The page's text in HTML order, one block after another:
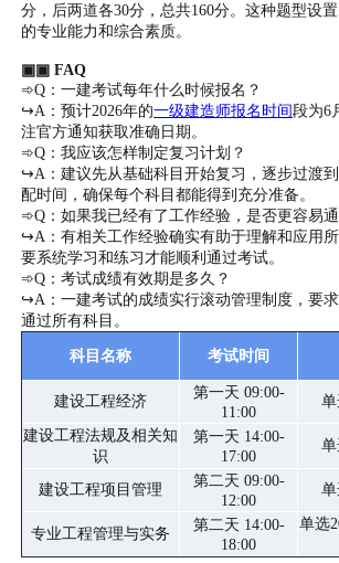
分，后两道各30分，总共160分。这种题型设
的专业能力和综合素质。
▣▣ FAQ
➾Q：一建考试每年什么时候报名？
↪A：预计2026年的一级建造师报名时间段为6
注官方通知获取准确日期。
➾Q：我应该怎样制定复习计划？
↪A：建议先从基础科目开始复习，逐步过渡
配时间，确保每个科目都能得到充分准备。
➾Q：如果我已经有了工作经验，是否更容易
↪A：有相关工作经验确实有助于理解和应用
要系统学习和练习才能顺利通过考试。
➾Q：考试成绩有效期是多久？
↪A：一建考试的成绩实行滚动管理制度，要
通过所有科目。
科目名称
考试时间
建设工程经济
第一天 09:00-
11:00
建设工程法规及相关知
识
第一天 14:00-
17:00
建设工程项目管理
第二天 09:00-
12:00
专业工程管理与实务
第二天 14:00-
18:00
单选